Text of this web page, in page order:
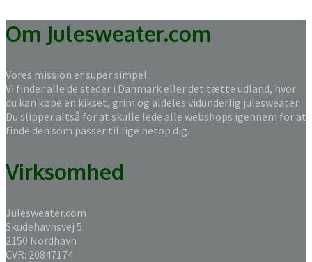
Om Julesweater.com
Vores mission er super simpel:
Vi finder alle de steder i Danmark eller det tætte udland, hvor
du kan købe en kikset, grim og aldeles vidunderlig julesweater.
Du slipper altså for at skulle lede alle webshops igennem for at
finde den som passer til lige netop dig.
Virksomhed
Julesweater.com
Skudehavnsvej 5
2150 Nordhavn
CVR: 20847174